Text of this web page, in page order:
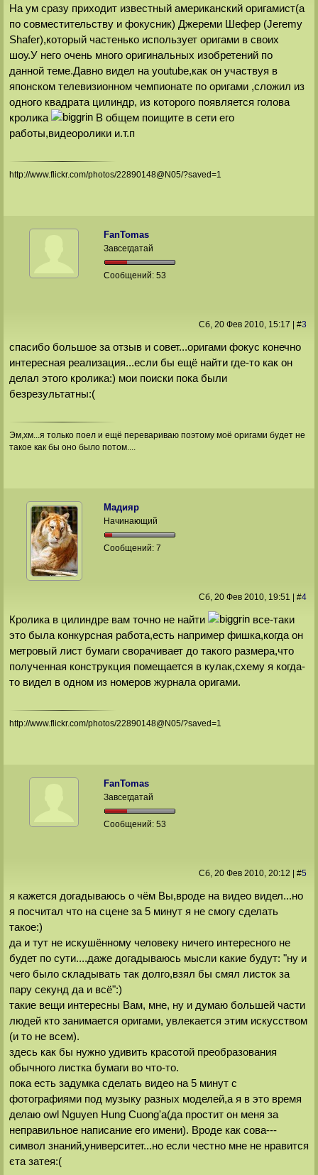
На ум сразу приходит известный американский оригамист(а
по совместительству и фокусник) Джереми Шефер (Jeremy
Shafer),который частенько использует оригами в своих
шоу.У него очень много оригинальных изобретений по
данной теме.Давно видел на youtube,как он участвуя в
японском телевизионном чемпионате по оригами ,сложил из
одного квадрата цилиндр, из которого появляется голова
кролика
В общем поищите в сети его
работы,видеоролики и.т.п
http://www.flickr.com/photos/22890148@N05/?saved=1
FanTomas
Завсегдатай
Сообщений:53
Сб, 20 Фев 2010, 15:17 #3
спасибо большое за отзыв и совет...оригами фокус конечно
интересная реализация...если бы ещё найти где-то как он
делал этого кролика:) мои поиски пока были
безрезультатны:(
Эм,хм...я только поел и ещё перевариваю поэтому моё оригами будет не
такое как бы оно было потом....
Мадияр
Начинающий
Сообщений:7
Сб, 20 Фев 2010, 19:51 #4
Кролика в цилиндре вам точно не найти
все-таки
это была конкурсная работа,есть например фишка,когда он
метровый лист бумаги сворачивает до такого размера,что
полученная конструкция помещается в кулак,схему я когда-
то видел в одном из номеров журнала оригами.
http://www.flickr.com/photos/22890148@N05/?saved=1
FanTomas
Завсегдатай
Сообщений:53
Сб, 20 Фев 2010, 20:12 #5
я кажется догадываюсь о чём Вы,вроде на видео видел...но
я посчитал что на сцене за 5 минут я не смогу сделать
такое:)
да и тут не искушённому человеку ничего интересного не
будет по сути....даже догадываюсь мысли какие будут: "ну и
чего было складывать так долго,взял бы смял листок за
пару секунд да и всё":)
такие вещи интересны Вам, мне, ну и думаю большей части
людей кто занимается оригами, увлекается этим искусством
(и то не всем).
здесь как бы нужно удивить красотой преобразования
обычного листка бумаги во что-то.
пока есть задумка сделать видео на 5 минут с
фотографиями под музыку разных моделей,а я в это время
делаю owl Nguyen Hung Cuong'а(да простит он меня за
неправильное написание его имени). Вроде как сова---
символ знаний,университет...но если честно мне не нравится
єта затея:(